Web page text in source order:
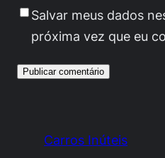
Salvar meus dados
próxima vez que eu
Carros Inúteis